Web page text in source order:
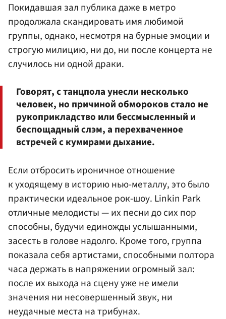
Покидавшая зал публика даже в метро
продолжала скандировать имя любимой
группы, однако, несмотря на бурные эмоции и
строгую милицию, ни до, ни после концерта не
случилось ни одной драки.
Говорят, с танцпола унесли несколько
человек, но причиной обмороков стало не
рукоприкладство или бессмысленный и
беспощадный слэм, а перехваченное
встречей с кумирами дыхание.
Если отбросить ироничное отношение
к уходящему в историю нью-металлу, это было
практически идеальное рок-шоу. Linkin Park
отличные мелодисты — их песни до сих пор
способны, будучи единожды услышанными,
засесть в голове надолго. Кроме того, группа
показала себя артистами, способными полтора
часа держать в напряжении огромный зал:
после их выхода на сцену уже не имели
значения ни несовершенный звук, ни
неудачные места на трибунах.